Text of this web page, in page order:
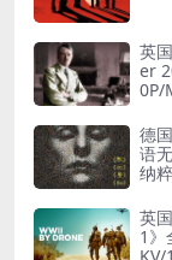
英
er
0P/
德
语
纳粹
英
1》